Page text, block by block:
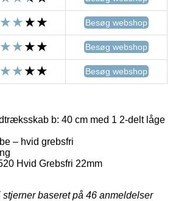
Besøg webshop
Besøg webshop
Besøg webshop
b: 40 cm med 1 2-delt låge
– hvid grebsfri
Hvid Grebsfri 22mm
baseret på 46 anmeldelser